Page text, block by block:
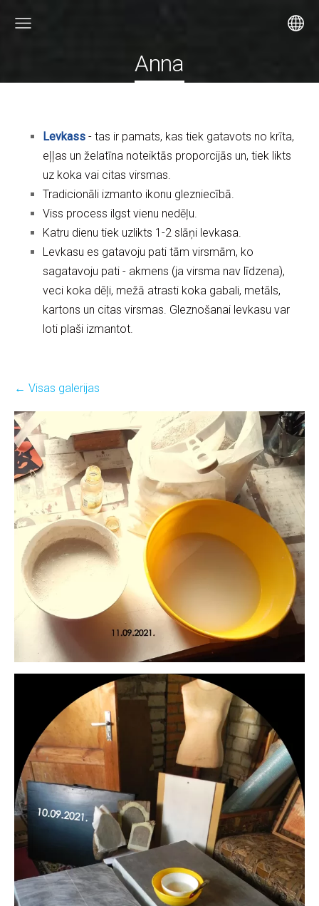
Anna
Levkass - tas ir pamats, kas tiek gatavots no krīta,
eļļas un želatīna noteiktās proporcijās un, tiek likts
uz koka vai citas virsmas.
Tradicionāli izmanto ikonu glezniecībā.
Viss process ilgst vienu nedēļu.
Katru dienu tiek uzlikts 1-2 slāņi levkasa.
Levkasu es gatavoju pati tām virsmām, ko
sagatavoju pati - akmens (ja virsma nav līdzena),
veci koka dēļi, mežā atrasti koka gabali, metāls,
kartons un citas virsmas. Gleznošanai levkasu var
loti plaši izmantot.
Visas galerijas